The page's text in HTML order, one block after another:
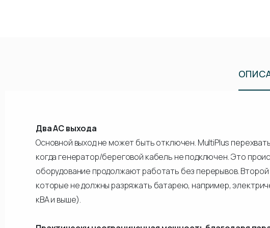
Два АС выхода
Основной выход не может быть отключен. MultiPlus
когда генератор/береговой кабель не подключен. Это
оборудование продолжают работать без перерывов.
которые не должны разряжать батарею, например,
кВА и выше).